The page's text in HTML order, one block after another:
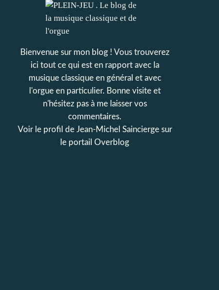
Bienvenue sur mon blog ! Vous trouverez
ici tout ce qui est en rapport avec la
musique classique en général et avec
l'orgue en particulier. Bonne visite et
n'hésitez pas à me laisser vos
commentaires.
Voir le profil de Jean-Michel Sainciergesur
le portail Overblog